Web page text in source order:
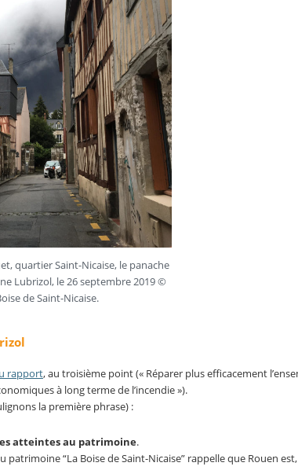
quartier Saint-Nicaise, le panache
Lubrizol, le 26 septembre 2019 ©
de Saint-Nicaise.
rapport, au troisième point (« Réparer plus efficacement
à long terme de l’incendie »).
la première phrase) :
atteintes au patrimoine.
“La Boise de Saint-Nicaise” rappelle que Rouen